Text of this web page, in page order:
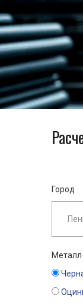
Город
Металл